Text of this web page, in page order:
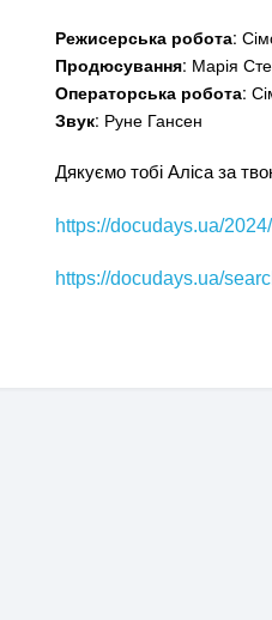
Режисерська робота:
Продюсування: Марія
Операторська робота:
Звук: Руне Гансен
Дякуємо тобі Аліса за
https://docudays.ua/
https://docudays.ua/